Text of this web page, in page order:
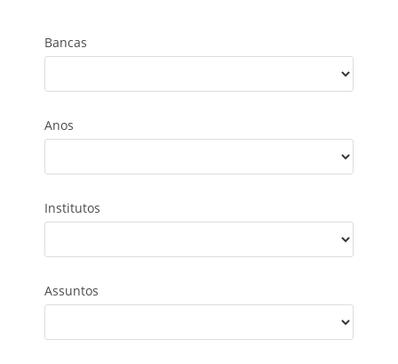
Bancas
Anos
Institutos
Assuntos